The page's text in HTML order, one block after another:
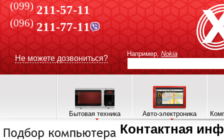
(099) 211-57-11
(096)211-77-11
Не можете дозвониться?
Например, Nokia
Бытовая техника Авто-электроника
Контактная